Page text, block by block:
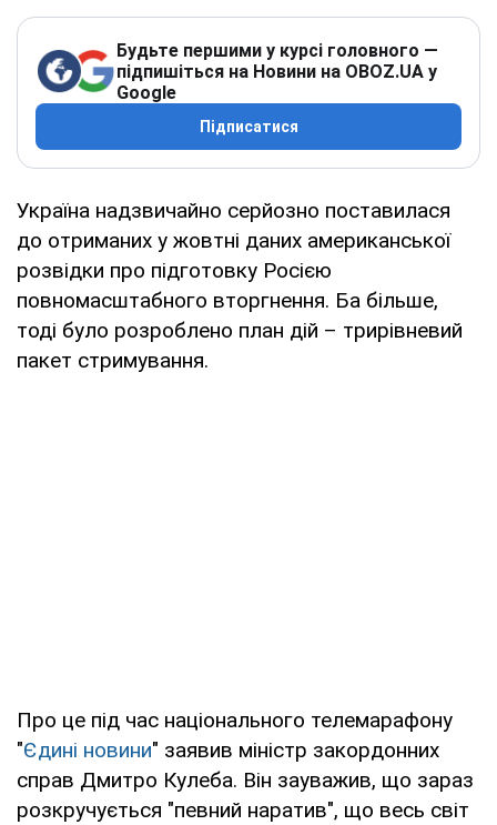
Будьте першими у курсі головного —
підпишіться на Новини на OBOZ.UA у
Google
Підписатися
Україна надзвичайно серйозно поставилася
до отриманих у жовтні даних американської
розвідки про підготовку Росією
повномасштабного вторгнення. Ба більше,
тоді було розроблено план дій – трирівневий
пакет стримування.
Про це під час національного телемарафону
"Єдині новини" заявив міністр закордонних
справ Дмитро Кулеба. Він зауважив, що зараз
розкручується "певний наратив", що весь світ